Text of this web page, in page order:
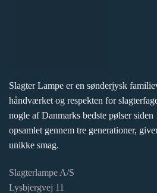
Slagter Lampe er en sønderjysk
håndværket og respekten for
nogle af Danmarks bedste pølser
opsamlet gennem tre generationer,
unikke smag.
Slagterlampe A/S
Lysbjergvej 11